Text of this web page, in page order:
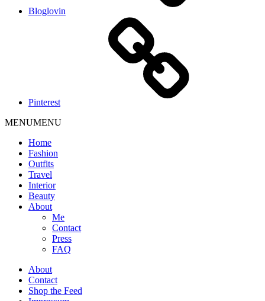
Bloglovin
Pinterest
MENUMENU
Home
Fashion
Outfits
Travel
Interior
Beauty
About
Me
Contact
Press
FAQ
About
Contact
Shop the Feed